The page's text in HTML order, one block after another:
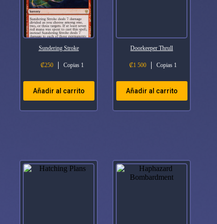
Sundering Stroke
₡250 Copias 1
Añadir al carrito
Doorkeeper Thrull
₡1 500 Copias 1
Añadir al carrito